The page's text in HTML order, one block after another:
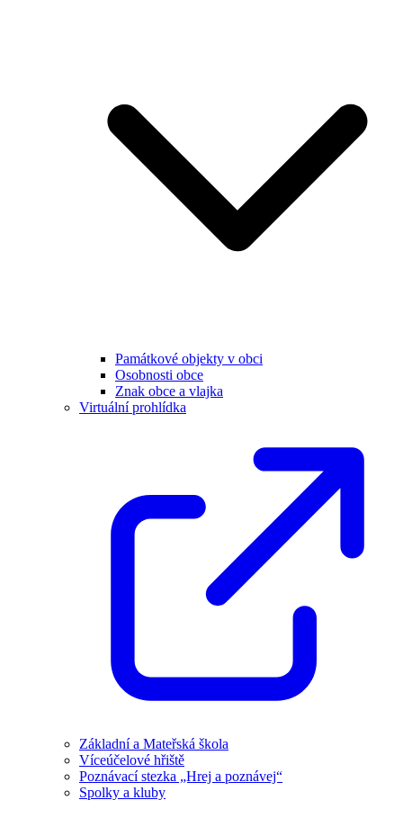
Památkové objekty v obci
Osobnosti obce
Znak obce a vlajka
Virtuální prohlídka
Základní a Mateřská škola
Víceúčelové hřiště
Poznávací stezka „Hrej a poznávej“
Spolky a kluby